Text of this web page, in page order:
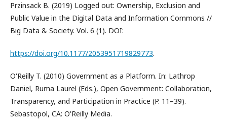
Przinsack B. (2019) Logged out: Ownership, Exclusion and
Public Value in the Digital Data and Information Commons //
Big Data & Society. Vol. 6 (1). DOI:
https://doi.org/10.1177/2053951719829773.
O'Reilly T. (2010) Government as a Platform. In: Lathrop
Daniel, Ruma Laurel (Eds.), Open Government: Collaboration,
Transparency, and Participation in Practice (P. 11–39).
Sebastopol, CA: O'Reilly Media.